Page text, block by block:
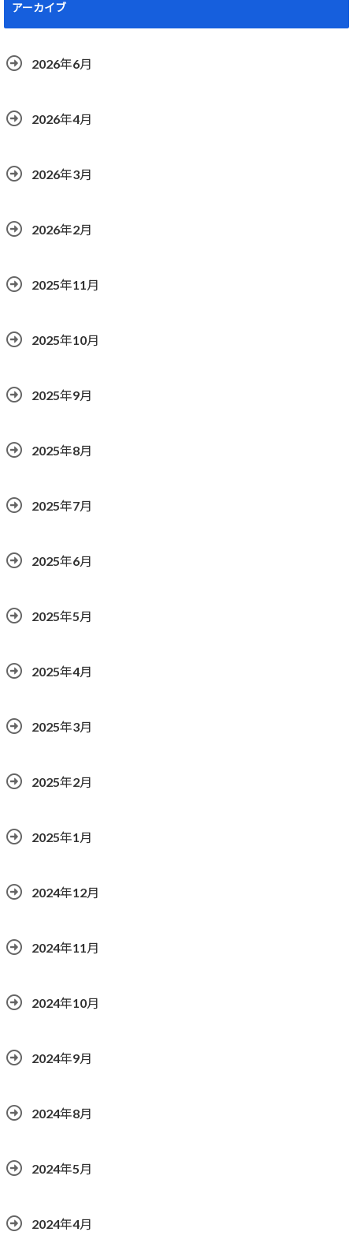
アーカイブ
2026年6月
2026年4月
2026年3月
2026年2月
2025年11月
2025年10月
2025年9月
2025年8月
2025年7月
2025年6月
2025年5月
2025年4月
2025年3月
2025年2月
2025年1月
2024年12月
2024年11月
2024年10月
2024年9月
2024年8月
2024年5月
2024年4月